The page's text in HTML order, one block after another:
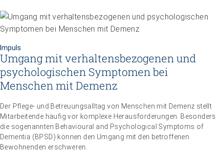
Impuls
Umgang mit verhaltensbezogenen und
psychologischen Symptomen bei
Menschen mit Demenz
Der Pflege- und Betreuungsalltag von Menschen mit Demenz stellt
Mitarbeitende häufig vor komplexe Herausforderungen. Besonders
die sogenannten Behavioural and Psychological Symptoms of
Dementia (BPSD) können den Umgang mit den betroffenen
Bewohnenden erschweren.